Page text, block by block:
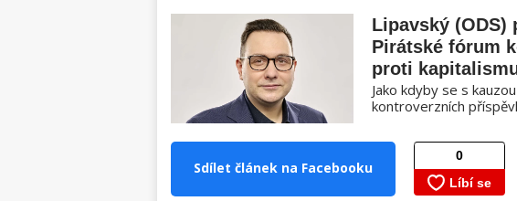
Lipavský
Pirátské fórum
proti
Jako kdyby se s
kontroverzních
Sdílet článek na Facebooku